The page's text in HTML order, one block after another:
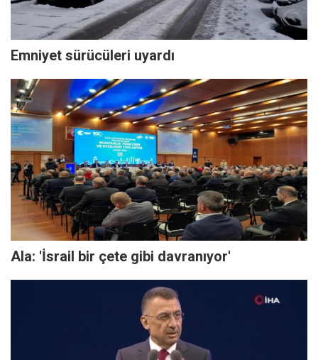
Emniyet sürücüleri uyardı
Ala: 'İsrail bir çete gibi davranıyor'